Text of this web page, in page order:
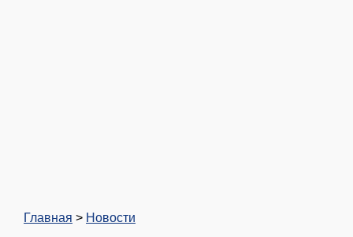
Главная > Новости